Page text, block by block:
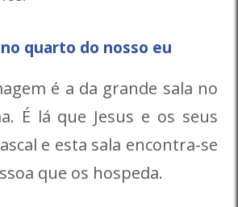
quarto do nosso eu
é a da grande sala no
É lá que Jesus e os seus
e esta sala encontra-se
que os hospeda.